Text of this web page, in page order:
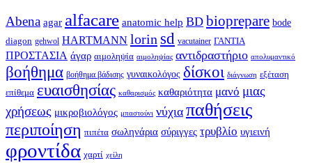
Abena agar alfacare anatomic help BD bioprepare bode
diagon gehwol HARTMANN lorin sd vacutainer ΓΑΝΤΙΑ
ΠΡΟΣΤΑΣΙΑ άγαρ αιμοληψία αιμοληψίας αντιδραστήριο απολυμαντικό
βοήθημα βοήθημα βάδισης γυναικολόγος δίσκοι διάγνωση εξέταση
επίθεμα ευαισθησίας καθαρισμός καθαριότητα μανό μιας
χρήσεως μικροβιολόγος μπαστούνι νύχια παθήσεις
περιποίηση πιπέτα σωληνάρια σύριγγες τρυβλίο υγιεινή
φροντίδα χαρτί χείλη